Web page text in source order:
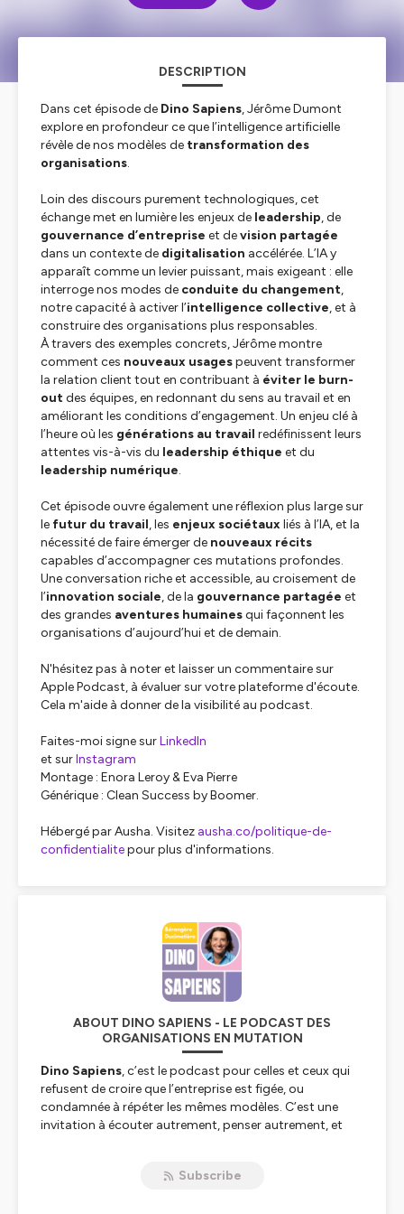
DESCRIPTION
Dans cet épisode de Dino Sapiens, Jérôme Dumont
explore en profondeur ce que l’intelligence artificielle
révèle de nos modèles de transformation des
organisations.
Loin des discours purement technologiques, cet
échange met en lumière les enjeux de leadership, de
gouvernance d’entreprise et devision partagée
dans un contexte de digitalisation accélérée. L’IA y
apparaît comme un levier puissant, mais exigeant : elle
interroge nos modes de conduite du changement,
notre capacité à activer l’intelligence collective, et à
construire des organisations plus responsables.
À travers des exemples concrets, Jérôme montre
comment ces nouveaux usagespeuvent transformer
la relation client tout en contribuant à éviter le burn-
outdes équipes, en redonnant du sens au travail et en
améliorant les conditions d’engagement. Un enjeu clé à
l’heure où les générations au travail redéfinissent leurs
attentes vis-à-vis du leadership éthique et du
leadership numérique.
Cet épisode ouvre également une réflexion plus large sur
le futur du travail, les enjeux sociétaux liés à l’IA, et la
nécessité de faire émerger de nouveaux récits
capables d’accompagner ces mutations profondes.
Une conversation riche et accessible, au croisement de
l’innovation sociale, de la gouvernance partagée et
des grandes aventures humainesqui façonnent les
organisations d’aujourd’hui et de demain.
N'hésitez pas à noter et laisser un commentaire sur
Apple Podcast, à évaluer sur votre plateforme d'écoute.
Cela m'aide à donner de la visibilité au podcast.
Faites-moi signe surLinkedIn
et surInstagram
Montage : Enora Leroy & Eva Pierre
Générique : Clean Success by Boomer.
Hébergé par Ausha. Visitez ausha.co/politique-de-
confidentialitepour plus d'informations.
ABOUT DINO SAPIENS - LE PODCAST DES
ORGANISATIONS EN MUTATION
Dino Sapiens, c’est le podcast pour celles et ceux qui
refusent de croire que l’entreprise est figée, ou
condamnée à répéter les mêmes modèles. C’est une
invitation à écouter autrement, penser autrement, et
Dans un monde traversé par des tensions écologiques,
Subscribe